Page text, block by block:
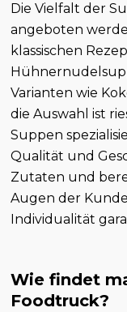
Die Vielfalt der
angeboten
klassischen
Varianten wie
die Auswahl ist
Suppen
Qualität und
Zutaten und
Augen der
Individualität
Wie findet
Foodtruck?